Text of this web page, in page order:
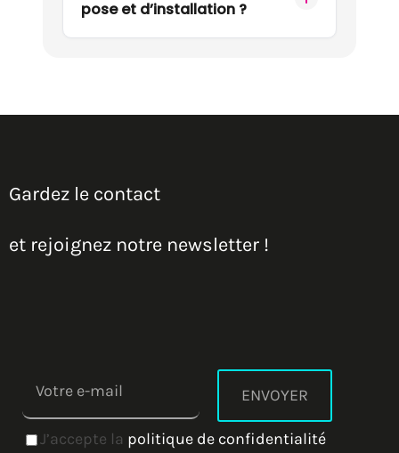
pose et d’installation ?
Gardez le contact
et rejoignez notre newsletter !
J’accepte la politique de confidentialité